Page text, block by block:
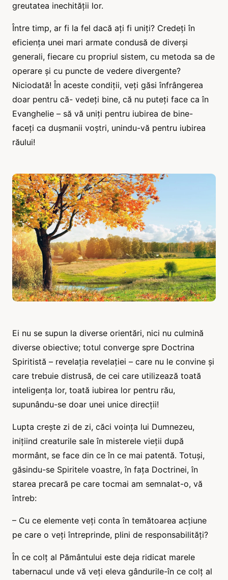
greutatea inechității lor.
Între timp, ar fi la fel dacă ați fi uniți? Credeți în
eficiența unei mari armate condusă de diverși
generali, fiecare cu propriul sistem, cu metoda sa de
operare și cu puncte de vedere divergente?
Niciodată! În aceste condiții, veți găsi înfrângerea
doar pentru că- vedeți bine, că nu puteți face ca în
Evanghelie – să vă uniți pentru iubirea de bine-
faceți ca dușmanii voștri, unindu-vă pentru iubirea
răului!
Ei nu se supun la diverse orientări, nici nu culmină
diverse obiective; totul converge spre Doctrina
Spiritistă – revelația revelației – care nu le convine și
care trebuie distrusă, de cei care utilizează toată
inteligența lor, toată iubirea lor pentru rău,
supunându-se doar unei unice direcții!
Lupta crește zi de zi, căci voința lui Dumnezeu,
inițiind creaturile sale în misterele vieții după
mormânt, se face din ce în ce mai patentă. Totuși,
găsindu-se Spiritele voastre, în fața Doctrinei, în
starea precară pe care tocmai am semnalat-o, vă
întreb:
– Cu ce elemente veți conta în temătoarea acțiune
pe care o veți întreprinde, plini de responsabilități?
În ce colț al Pământului este deja ridicat marele
tabernacul unde vă veți eleva gândurile-în ce colț al